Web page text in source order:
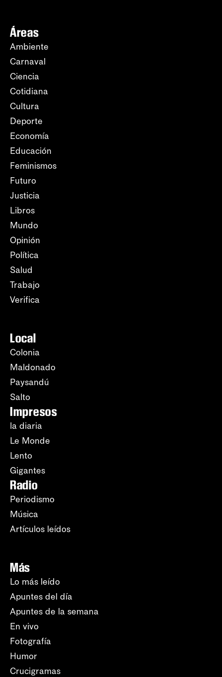
Áreas
Ambiente
Carnaval
Ciencia
Cotidiana
Cultura
Deporte
Economía
Educación
Feminismos
Futuro
Justicia
Libros
Mundo
Opinión
Política
Salud
Trabajo
Verifica
Local
Colonia
Maldonado
Paysandú
Salto
Impresos
la diaria
Le Monde
Lento
Gigantes
Radio
Periodismo
Música
Artículos leídos
Más
Lo más leído
Apuntes del día
Apuntes de la semana
En vivo
Fotografía
Humor
Crucigramas